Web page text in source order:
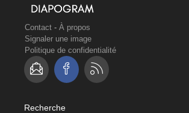
Contact - À propos
Signaler une image
Politique de confidentialité
Recherche